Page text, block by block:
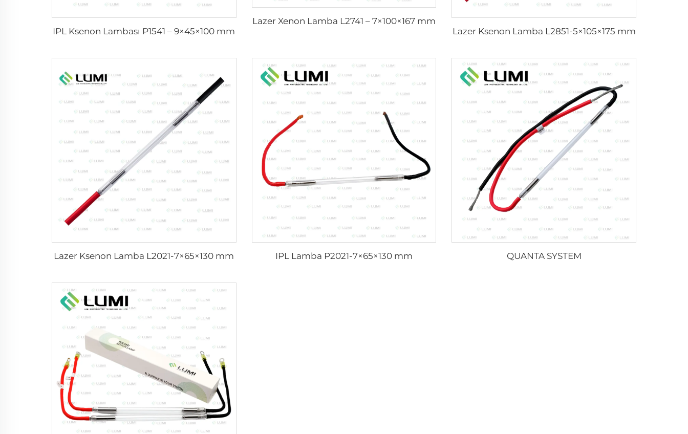
IPL Ksenon Lambası P1541 – 9×45×100 mm
Lazer Xenon Lamba L2741 – 7×100×167 mm
Lazer Ksenon Lamba L2851-5×105×175 mm
Lazer Ksenon Lamba L2021-7×65×130 mm IPL Lamba P2021-7×65×130 mm QUANTA SYSTEM